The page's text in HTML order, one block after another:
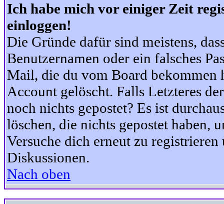
Ich habe mich vor einiger Zeit
einloggen!
Die Gründe dafür sind meistens,
Benutzernamen oder ein falsches
Mail, die du vom Board bekommen
Account gelöscht. Falls Letzteres
noch nichts gepostet? Es ist
löschen, die nichts gepostet haben,
Versuche dich erneut zu
Diskussionen.
Nach oben